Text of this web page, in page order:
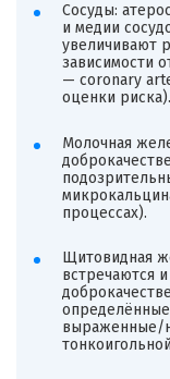
Сосуды:
и медии
увеличивают
зависимости
— coronary
оценки риска).
Молочная
процессах).
Щитовидная
встречаются
выраженные/